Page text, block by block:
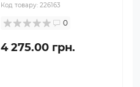
Код товару: 226163
0
4 275.00 грн.